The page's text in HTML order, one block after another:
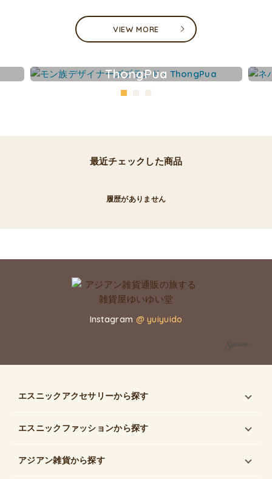
VIEW MORE
ThongPua
最近チェックした商品
履歴がありません
Instagram @ yuiyuido
エスニックアクセサリーから探す
エスニックファッションから探す
アジアン雑貨から探す